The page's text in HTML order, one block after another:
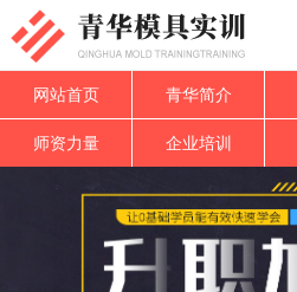
网站首页 青华简介
师资力量 企业培训